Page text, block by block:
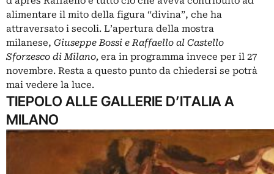
alimentare il mito della figura “divina”, che ha
attraversato i secoli. L’apertura della mostra
milanese, Giuseppe Bossi e Raffaello al Castello
Sforzesco di Milano, era in programma invece per il 27
novembre. Resta a questo punto da chiedersi se potrà
mai vedere la luce.
TIEPOLO ALLE GALLERIE D’ITALIA A
MILANO